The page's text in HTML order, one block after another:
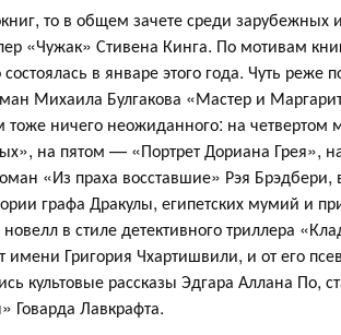
то в общем зачете среди зарубежных
«Чужак» Стивена Кинга. По мотивам
состоялась в январе этого года. Чуть
Михаила Булгакова «Мастер и
тоже ничего неожиданного: на четвертом
на пятом — «Портрет Дориана Грея»,
«Из праха восставшие» Рэя Брэдбери,
графа Дракулы, египетских мумий и
в стиле детективного триллера
имени Григория Чхартишвили, и от его
культовые рассказы Эдгара Аллана По,
Говарда Лавкрафта.